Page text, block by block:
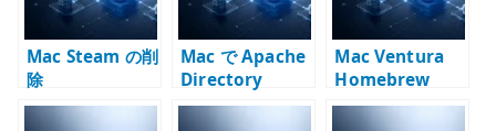
Mac Steam の削
除
Mac で Apache
Directory
Studio が起動し
Mac Ventura
Homebrew